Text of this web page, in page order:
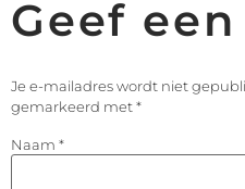
Geef
Je e-mailadres wordt niet
gemarkeerd met*
Naam *